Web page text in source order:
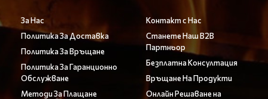
За Нас
Политика За Доставка
Политика За Връщане
Политика За Гаранционно
Обслужване
Методи За Плащане
Контакт с Нас
Станете Наш B2B
Партньор
Безплатна Консултация
Връщане На Продукти
Онлайн Решаване на